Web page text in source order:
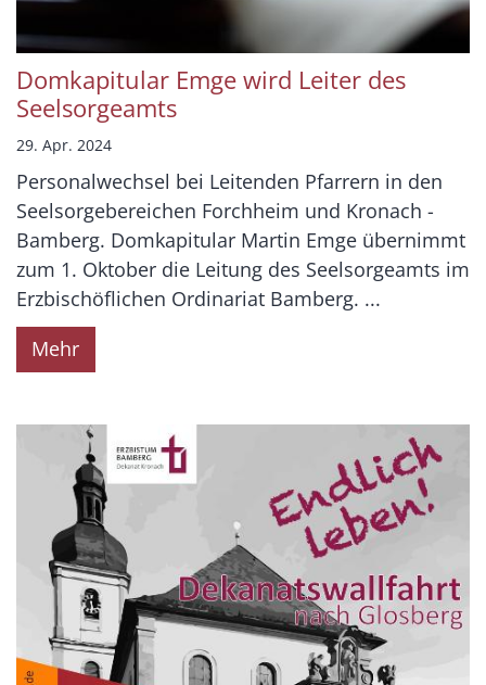
Domkapitular Emge wird Leiter des
Seelsorgeamts
29. Apr. 2024
Personalwechsel bei Leitenden Pfarrern in den
Seelsorgebereichen Forchheim und Kronach -
Bamberg. Domkapitular Martin Emge übernimmt
zum 1. Oktober die Leitung des Seelsorgeamts im
Erzbischöflichen Ordinariat Bamberg. ...
Mehr